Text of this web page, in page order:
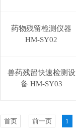
药物残留检测仪器
HM-SY02
兽药残留快速检测设
备 HM-SY03
首页 前一页 1